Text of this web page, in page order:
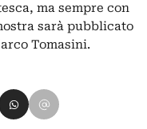
ma sempre con
sarà pubblicato
Tomasini.
LinkedIn
su Pinterest
su WhatsApp
Condividi su Email